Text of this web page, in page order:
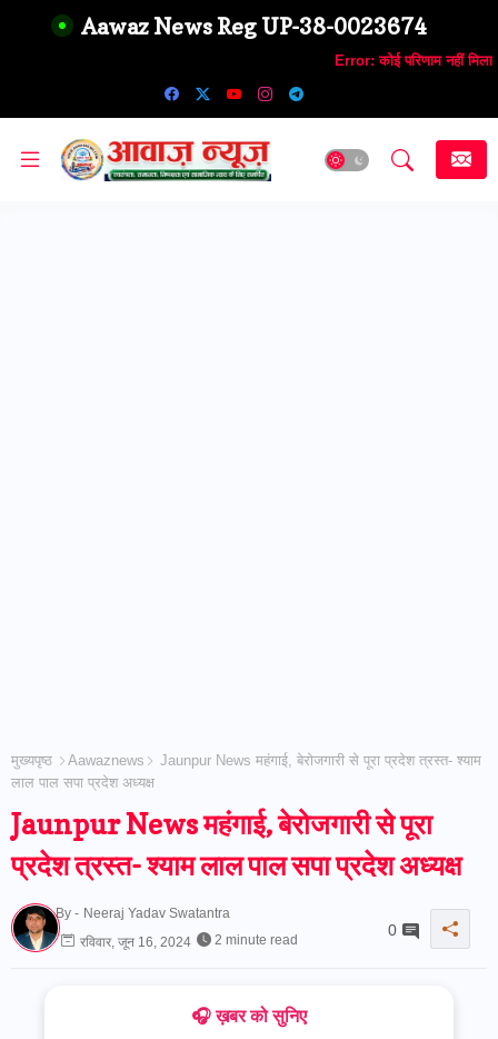
Aawaz News Reg UP-38-0023674
Error: कोई परिणाम नहीं मिला
मुख्यपृष्ठ Aawaznews
Jaunpur News महंगाई, बेरोजगारी से पूरा प्रदेश त्रस्त- श्याम
लाल पाल सपा प्रदेश अध्यक्ष
Jaunpur News महंगाई, बेरोजगारी से पूरा
प्रदेश त्रस्त- श्याम लाल पाल सपा प्रदेश अध्यक्ष
By - Neeraj Yadav Swatantra
रविवार, जून 16, 2024
2 minute read
0
🎧 ख़बर को सुनिए